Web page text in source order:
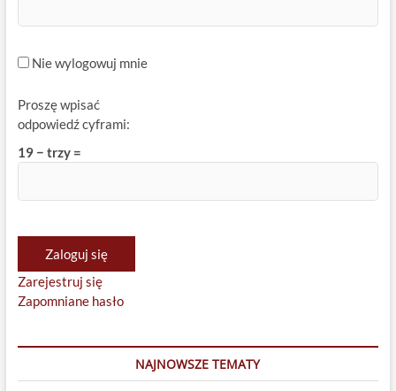
Nie wylogowuj mnie
Proszę wpisać
odpowiedź cyframi:
19 − trzy =
Zaloguj się
Zarejestruj się
Zapomniane hasło
NAJNOWSZE TEMATY